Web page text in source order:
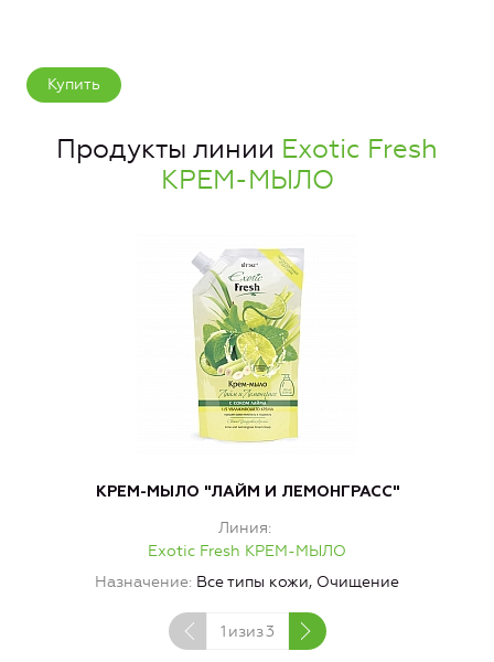
Купить
Продукты линии Exotic Fresh
КРЕМ-МЫЛО
КРЕМ-МЫЛО "ЛАЙМ И ЛЕМОНГРАСС"
Линия
Exotic Fresh КРЕМ-МЫЛО
Назначение Все типы кожи, Очищение
1 изиз3